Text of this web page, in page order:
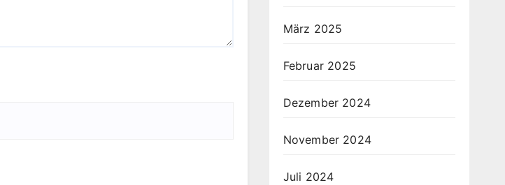
März 2025
Februar 2025
Dezember 2024
November 2024
Juli 2024